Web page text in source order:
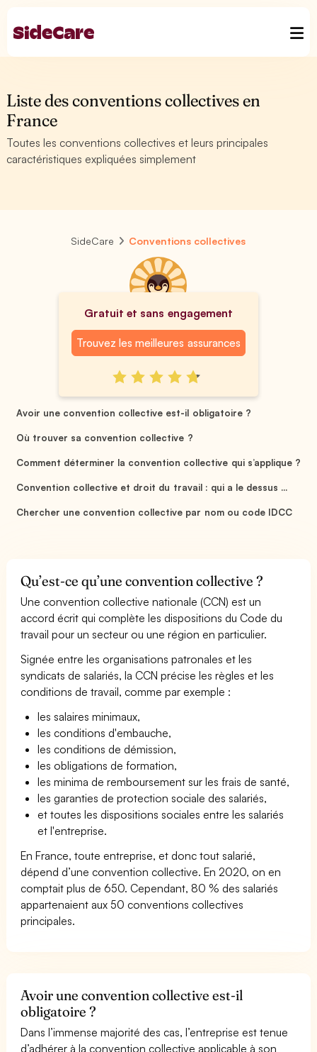
Liste des conventions collectives en
France
Toutes les conventions collectives et leurs principales
caractéristiques expliquées simplement
SideCare Conventions collectives
Gratuit et sans engagement
Trouvez les meilleures assurances
Avoir une convention collective est-il obligatoire ?
Où trouver sa convention collective ?
Comment déterminer la convention collective qui s’applique ?
Convention collective et droit du travail : qui a le dessus ...
Chercher une convention collective par nom ou code IDCC
Qu’est-ce qu’une convention collective ?
Une convention collective nationale (CCN) est un
accord écrit qui complète les dispositions du Code du
travail pour un secteur ou une région en particulier.
Signée entre les organisations patronales et les
syndicats de salariés, la CCN précise les règles et les
conditions de travail, comme par exemple :
les salaires minimaux,
les conditions d'embauche,
les conditions de démission,
les obligations de formation,
les minima de remboursement sur les frais de santé,
les garanties de protection sociale des salariés,
et toutes les dispositions sociales entre les salariés
et l'entreprise.
En France, toute entreprise, et donc tout salarié,
dépend d’une convention collective. En 2020, on en
comptait plus de 650. Cependant, 80 % des salariés
appartenaient aux 50 conventions collectives
principales.
Avoir une convention collective est-il
obligatoire ?
Dans l’immense majorité des cas, l’entreprise est tenue
d’adhérer à la convention collective applicable à son